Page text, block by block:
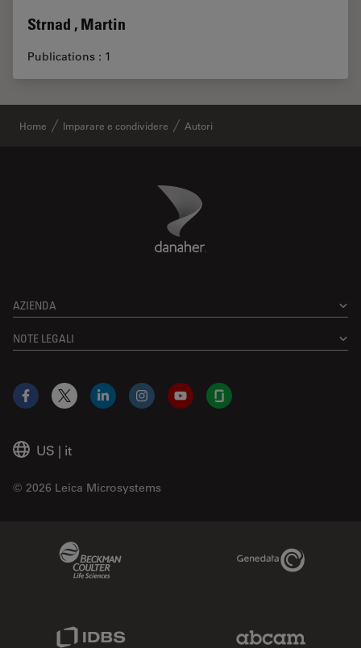
Strnad , Martin
Publications : 1
Home Imparare e condividere Autori
Danaher Logo
AZIENDA
NOTE LEGALI
US | it
© 2026 Leica Microsystems
Facebook
X LinkedInInstagramYouTubeGlassdoor
Genedata Link
IDBS Link